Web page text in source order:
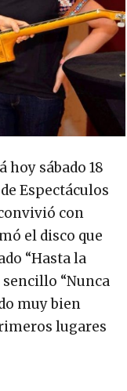
hoy sábado 18
Espectáculos
con
el disco que
“Hasta la
sencillo “Nunca
muy bien
lugares